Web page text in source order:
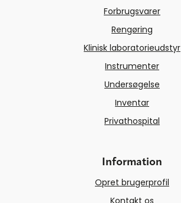
Forbrugsvarer
Rengøring
Klinisk laboratorieudstyr
Instrumenter
Undersøgelse
Inventar
Privathospital
Information
Opret brugerprofil